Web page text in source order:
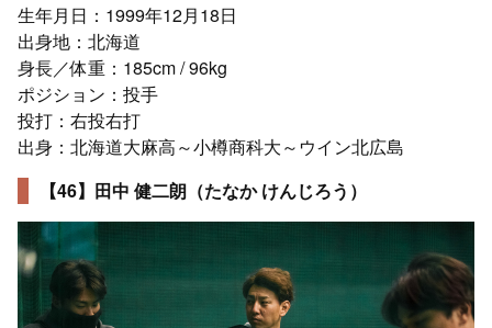
生年月日：1999年12月18日
出身地：北海道
身長／体重：185cm / 96kg
ポジション：投手
投打：右投右打
出身：北海道大麻高～小樽商科大～ウイン北広島
【46】田中 健二朗（たなか けんじろう）